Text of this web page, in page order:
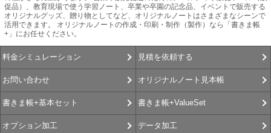
促品）、教育現場で使う学習ノート、卒業や卒園の記念品、イベントで販売する
オリジナルグッズ、贈り物としてなど、オリジナルノートはさまざまなシーンで
活用できます。 オリジナルノートの作成・印刷・制作（製作）なら「書きま帳
+」にお任せください。
料金シミュレーション 見積を依頼する
お問い合わせ オリジナルノート見本帳
書きま帳+基本セット 書きま帳+ValueSet
オプション加工 データ加工